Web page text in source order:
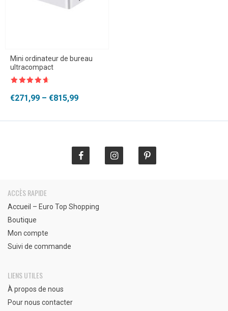
Mini ordinateur de bureau
ultracompact
€271,99 – €815,99
Plage
ACCÈS RAPIDE
Accueil – Euro Top Shopping
Boutique
Mon compte
Suivi de commande
LIENS UTILES
À propos de nous
Pour nous contacter